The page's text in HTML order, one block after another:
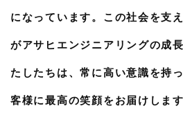
になっています。この社会を支
がアサヒエンジニアリングの成
たしたちは、常に高い意識を持
客様に最高の笑顔をお届けしま